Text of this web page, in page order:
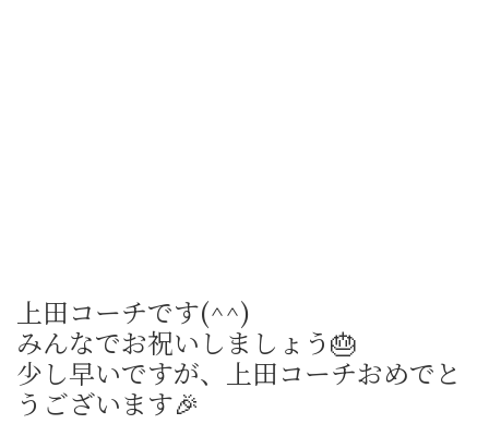
上田コーチです(^^)
みんなでお祝いしましょう🎂
少し早いですが、上田コーチおめでと
うございます🎉